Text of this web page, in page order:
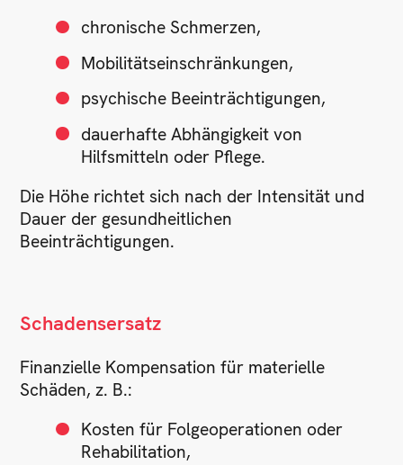
chronische Schmerzen,
Mobilitätseinschränkungen,
psychische Beeinträchtigungen,
dauerhafte Abhängigkeit von
Hilfsmitteln oder Pflege.
Die Höhe richtet sich nach der Intensität und
Dauer der gesundheitlichen
Beeinträchtigungen.
Schadensersatz
Finanzielle Kompensation für materielle
Schäden, z. B.:
Kosten für Folgeoperationen oder
Rehabilitation,